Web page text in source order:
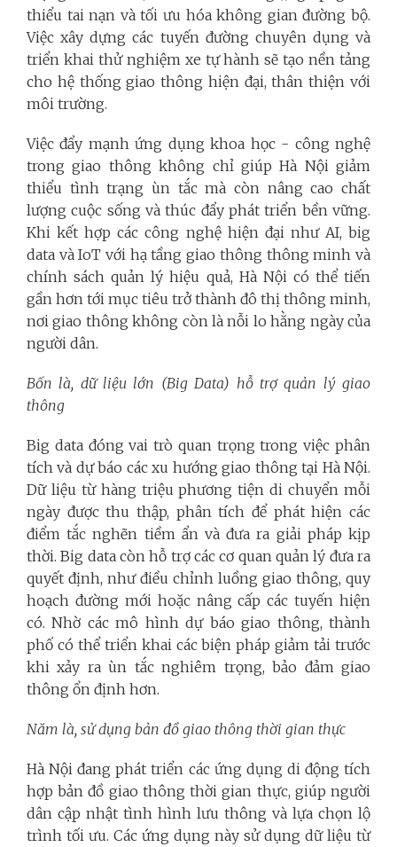
thiểu tai nạn và tối ưu hóa không gian đường bộ.
Việc xây dựng các tuyến đường chuyên dụng và
triển khai thử nghiệm xe tự hành sẽ tạo nền tảng
cho hệ thống giao thông hiện đại, thân thiện với
môi trường.
Việc đẩy mạnh ứng dụng khoa học - công nghệ
trong giao thông không chỉ giúp Hà Nội giảm
thiểu tình trạng ùn tắc mà còn nâng cao chất
lượng cuộc sống và thúc đẩy phát triển bền vững.
Khi kết hợp các công nghệ hiện đại như AI, big
data và IoT với hạ tầng giao thông thông minh và
chính sách quản lý hiệu quả, Hà Nội có thể tiến
gần hơn tới mục tiêu trở thành đô thị thông minh,
nơi giao thông không còn là nỗi lo hằng ngày của
người dân.
Bốn là, dữ liệu lớn (Big Data) hỗ trợ quản lý giao
thông
Big data đóng vai trò quan trọng trong việc phân
tích và dự báo các xu hướng giao thông tại Hà Nội.
Dữ liệu từ hàng triệu phương tiện di chuyển mỗi
ngày được thu thập, phân tích để phát hiện các
điểm tắc nghẽn tiềm ẩn và đưa ra giải pháp kịp
thời. Big data còn hỗ trợ các cơ quan quản lý đưa ra
quyết định, như điều chỉnh luồng giao thông, quy
hoạch đường mới hoặc nâng cấp các tuyến hiện
có. Nhờ các mô hình dự báo giao thông, thành
phố có thể triển khai các biện pháp giảm tải trước
khi xảy ra ùn tắc nghiêm trọng, bảo đảm giao
thông ổn định hơn.
Năm là, sử dụng bản đồ giao thông thời gian thực
Hà Nội đang phát triển các ứng dụng di động tích
hợp bản đồ giao thông thời gian thực, giúp người
dân cập nhật tình hình lưu thông và lựa chọn lộ
trình tối ưu. Các ứng dụng này sử dụng dữ liệu từ